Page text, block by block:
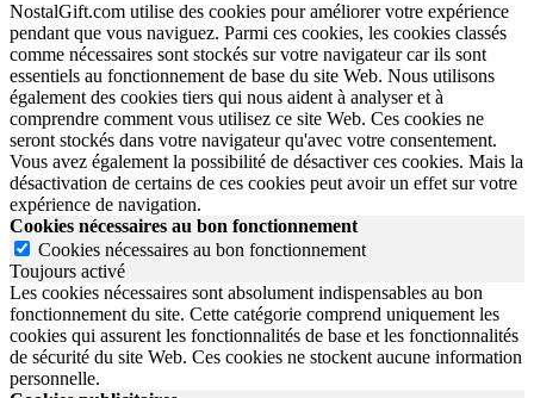
NostalGift.com utilise des cookies pour améliorer votre expérience
pendant que vous naviguez. Parmi ces cookies, les cookies classés
comme nécessaires sont stockés sur votre navigateur car ils sont
essentiels au fonctionnement de base du site Web. Nous utilisons
également des cookies tiers qui nous aident à analyser et à
comprendre comment vous utilisez ce site Web. Ces cookies ne
seront stockés dans votre navigateur qu'avec votre consentement.
Vous avez également la possibilité de désactiver ces cookies. Mais la
désactivation de certains de ces cookies peut avoir un effet sur votre
expérience de navigation.
Cookies nécessaires au bon fonctionnement
Cookies nécessaires au bon fonctionnement
Toujours activé
Les cookies nécessaires sont absolument indispensables au bon
fonctionnement du site. Cette catégorie comprend uniquement les
cookies qui assurent les fonctionnalités de base et les fonctionnalités
de sécurité du site Web. Ces cookies ne stockent aucune information
personnelle.